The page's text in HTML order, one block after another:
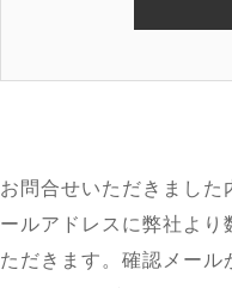
お問合せいただきました
ールアドレスに弊社より
ただきます。確認メール